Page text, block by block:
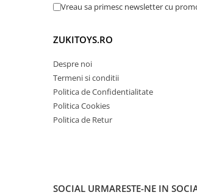
Vreau sa primesc newsletter cu
ZUKITOYS.RO
Despre noi
Termeni si conditii
Politica de Confidentialitate
Politica Cookies
Politica de Retur
SOCIAL URMARESTE-NE IN